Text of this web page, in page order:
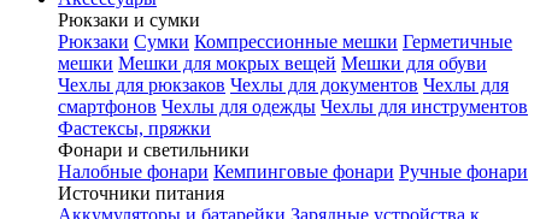
Рюкзаки и сумки
Рюкзаки Сумки Компрессионные мешки Герметичные
мешки Мешки для мокрых вещей Мешки для обуви
Чехлы для рюкзаков Чехлы для документов Чехлы для
смартфонов Чехлы для одежды Чехлы для инструментов
Фастексы, пряжки
Фонари и светильники
Налобные фонари Кемпинговые фонари Ручные фонари
Источники питания